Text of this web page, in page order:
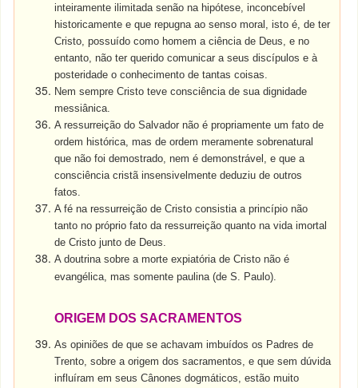
inteiramente ilimitada senão na hipótese, inconcebível
historicamente e que repugna ao senso moral, isto é, de ter
Cristo, possuído como homem a ciência de Deus, e no
entanto, não ter querido comunicar a seus discípulos e à
posteridade o conhecimento de tantas coisas.
Nem sempre Cristo teve consciência de sua dignidade
messiânica.
A ressurreição do Salvador não é propriamente um fato de
ordem histórica, mas de ordem meramente sobrenatural
que não foi demostrado, nem é demonstrável, e que a
consciência cristã insensivelmente deduziu de outros
fatos.
A fé na ressurreição de Cristo consistia a princípio não
tanto no próprio fato da ressurreição quanto na vida imortal
de Cristo junto de Deus.
A doutrina sobre a morte expiatória de Cristo não é
evangélica, mas somente paulina (de S. Paulo).
ORIGEM DOS SACRAMENTOS
As opiniões de que se achavam imbuídos os Padres de
Trento, sobre a origem dos sacramentos, e que sem dúvida
influíram em seus Cânones dogmáticos, estão muito